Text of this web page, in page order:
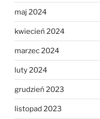
maj 2024
kwiecień 2024
marzec 2024
luty 2024
grudzień 2023
listopad 2023